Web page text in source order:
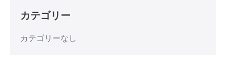
カテゴリー
カテゴリーなし